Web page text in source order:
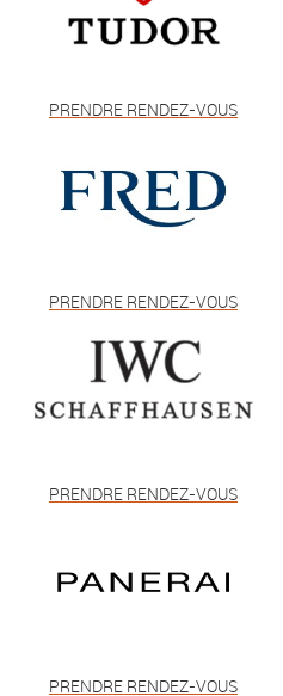
PRENDRE RENDEZ-VOUS
PRENDRE RENDEZ-VOUS
PRENDRE RENDEZ-VOUS
PRENDRE RENDEZ-VOUS